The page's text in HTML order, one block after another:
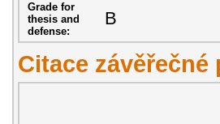
Grade for
thesis and
defense:
B
Citace závěřečné